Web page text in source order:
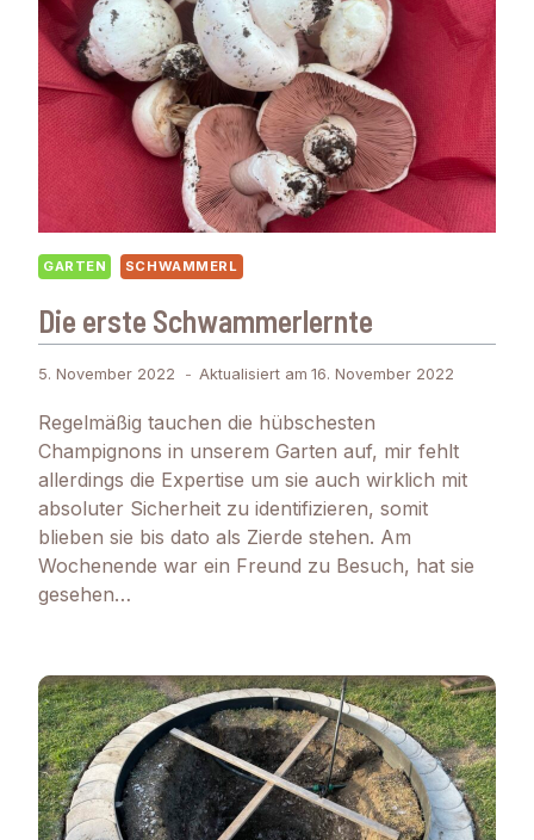
GARTEN SCHWAMMERL
Die erste Schwammerlernte
5. November 2022 Aktualisiert am 16. November 2022
Regelmäßig tauchen die hübschesten
Champignons in unserem Garten auf, mir fehlt
allerdings die Expertise um sie auch wirklich mit
absoluter Sicherheit zu identifizieren, somit
blieben sie bis dato als Zierde stehen. Am
Wochenende war ein Freund zu Besuch, hat sie
gesehen…